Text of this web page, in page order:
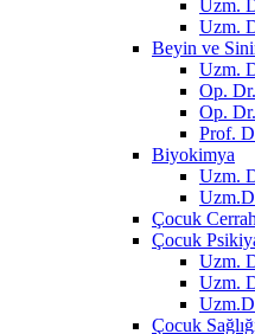
Uzm.
Uzm.
Beyin ve
Uzm.
Op.
Op.
Prof.
Biyokimya
Uzm.
Çocuk
Çocuk
Uzm.
Uzm.
Çocuk